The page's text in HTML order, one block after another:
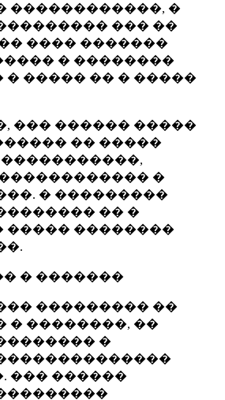
������������, �
��� ��
���� �������
� ��������
����� �� � �����
��� ������ �����
�� �����
�
� ���������
�� �
����� ��������
� �������
��������� ��
� ��������, ��
�
��� ������